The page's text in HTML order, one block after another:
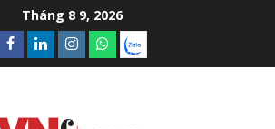
Tháng 8 9, 2026
Facebook
LinkedinInstagram
What’sapp
Zalo